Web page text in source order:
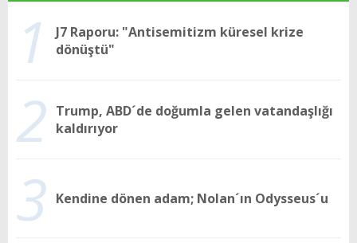
1
J7 Raporu: "Antisemitizm küresel krize
dönüştü"
2 Trump, ABD´de doğumla gelen vatandaşlığı
kaldırıyor
3 Kendine dönen adam; Nolan´ın Odysseus´u